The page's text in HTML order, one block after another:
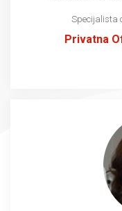
Specijalista
Privatna